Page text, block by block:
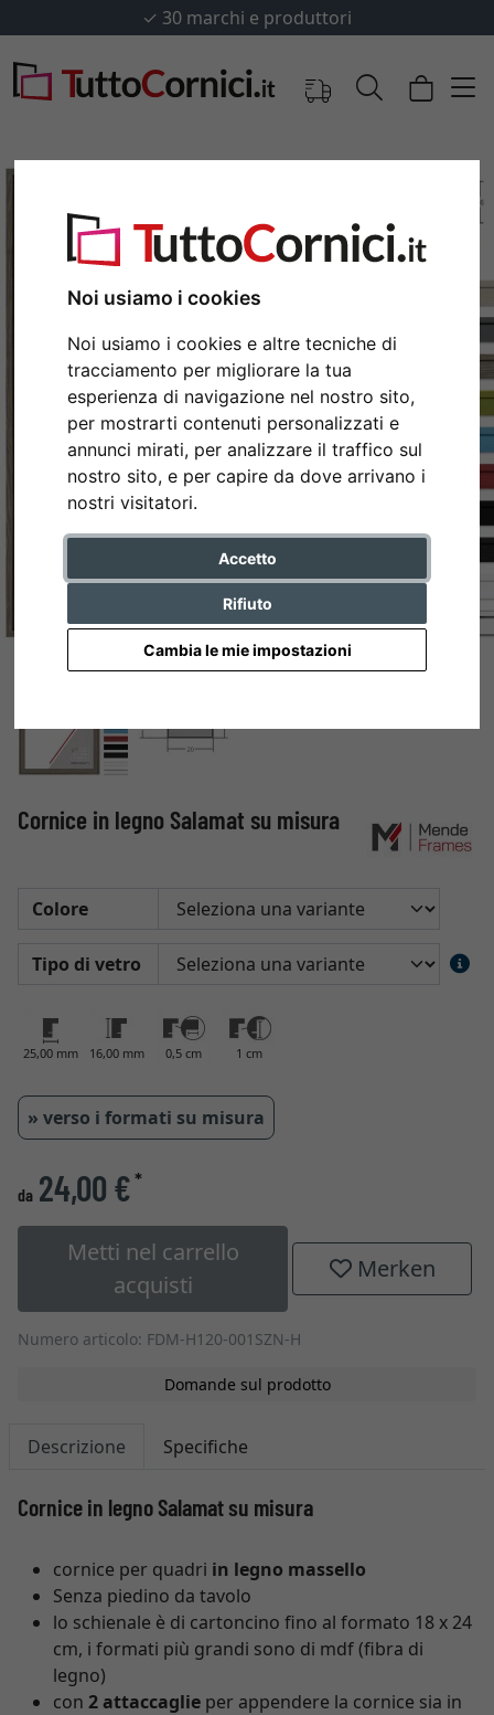
Noi usiamo i cookies
Noi usiamo i cookies e altre tecniche di
tracciamento per migliorare la tua
esperienza di navigazione nel nostro sito,
per mostrarti contenuti personalizzati e
annunci mirati, per analizzare il traffico sul
nostro sito, e per capire da dove arrivano i
nostri visitatori.
Accetto
Rifiuto
Cambia le mie impostazioni
✓ 30 marchi e produttori
Indietro
Cornice in legno Salamat su misura
Colore
Tipo di vetro
25,00 mm 16,00 mm 0,5 cm 1 cm
» verso i formati su misura
da 24,00 €*
Metti nel carrello
acquisti
Merken
Numero articolo: FDM-H120-001SZN-H
Domande sul prodotto
Descrizione Specifiche
Cornice in legno Salamat su misura
cornice per quadri in legno massello
Senza piedino da tavolo
lo schienale è di cartoncino fino al formato 18 x 24
cm, i formati più grandi sono di mdf (fibra di
legno)
con 2 attaccaglie per appendere la cornice sia in